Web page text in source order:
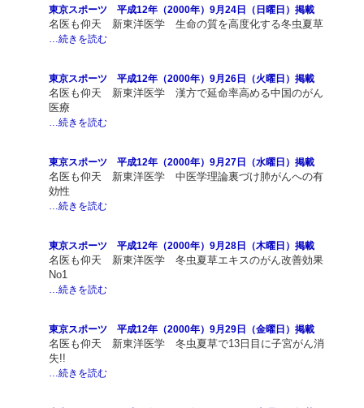
東京スポーツ 平成12年（2000年）9月24日（日曜日）掲載
名医も仰天 新東洋医学 生命の質を高度化する冬虫夏草
…続きを読む
東京スポーツ 平成12年（2000年）9月26日（火曜日）掲載
名医も仰天 新東洋医学 漢方で延命率高める中国のがん
医療
…続きを読む
東京スポーツ 平成12年（2000年）9月27日（水曜日）掲載
名医も仰天 新東洋医学 中医学理論裏づけ肺がんへの有
効性
…続きを読む
東京スポーツ 平成12年（2000年）9月28日（木曜日）掲載
名医も仰天 新東洋医学 冬虫夏草エキスのがん改善効果
No1
…続きを読む
東京スポーツ 平成12年（2000年）9月29日（金曜日）掲載
名医も仰天 新東洋医学 冬虫夏草で13日目に子宮がん消
失!!
…続きを読む